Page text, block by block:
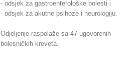
- odsjek za gastroenterološke bolesti i
- odsjek za akutne psihoze i neurologiju.
Odjeljenje raspolaže sa 47 ugovorenih
bolesničkih kreveta.